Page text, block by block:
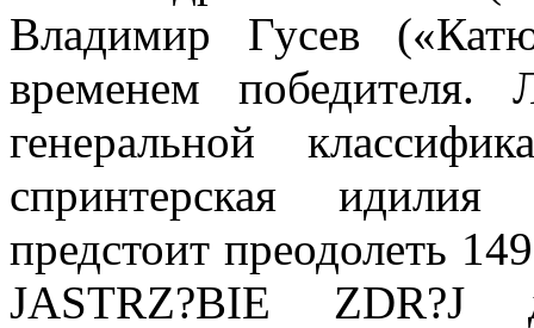
Владимир Гусев
временем
генеральной
спринтерская
предстоит преодолеть
JASTRZ?BIE